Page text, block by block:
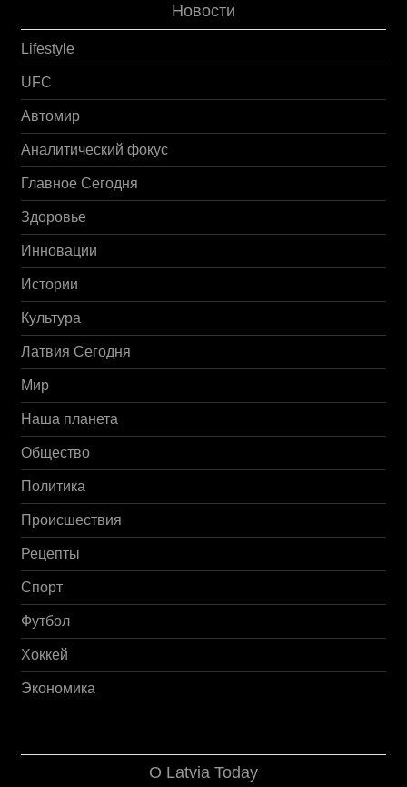
Новости
Lifestyle
UFC
Автомир
Аналитический фокус
Главное Сегодня
Здоровье
Инновации
Истории
Культура
Латвия Сегодня
Мир
Наша планета
Общество
Политика
Происшествия
Рецепты
Спорт
Футбол
Хоккей
Экономика
О Latvia Today